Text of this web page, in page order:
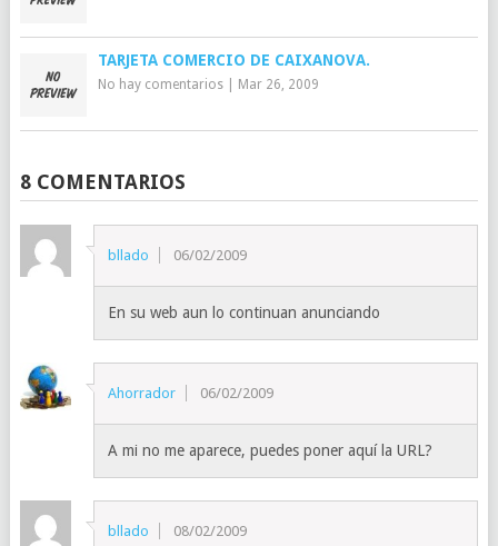
TARJETA COMERCIO DE CAIXANOVA.
No hay comentarios| Mar 26, 2009
8 COMENTARIOS
bllado 06/02/2009
En su web aun lo continuan anunciando
Ahorrador 06/02/2009
A mi no me aparece, puedes poner aquí la URL?
bllado 08/02/2009